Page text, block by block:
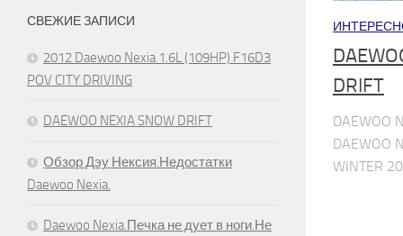
DRIFT
DAEWOO
DAEWOO
WINTER
СВЕЖИЕ ЗАПИСИ
2012 Daewoo Nexia 1.6L (109HP) F16D3
POV CITY DRIVING
DAEWOO NEXIA SNOW DRIFT
Обзор Дэу Нексия.Недостатки
Daewoo Nexia.
Daewoo Nexia.Печка не дует в ноги.Не